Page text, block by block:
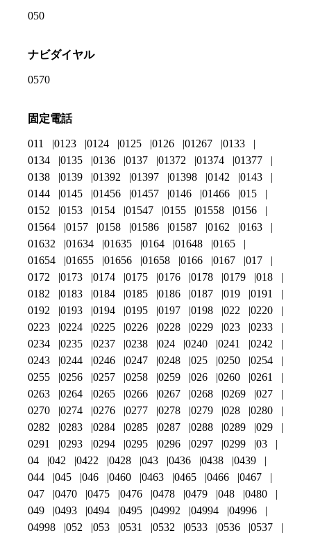
050
ナビダイヤル
0570
固定電話
011 0123 0124 0125 0126 01267
0133
0134
0135 0136 0137 01372 01374
01377
0138
0139 01392 01397 01398 0142
0143
0144
0145 01456 01457 0146 01466
015
0152
0153 0154 01547 0155 01558
0156
01564
0157 0158 01586 01587 0162
0163
01632
01634 01635 0164 01648
0165
01654
01655 01656 01658 0166 0167
017
0172
0173 0174 0175 0176 0178 0179
018
0182
0183 0184 0185 0186 0187 019
0191
0192
0193 0194 0195 0197 0198 022
0220
0223
0224 0225 0226 0228 0229 023
0233
0234
0235 0237 0238 024 0240 0241
0242
0243
0244 0246 0247 0248 025 0250
0254
0255
0256 0257 0258 0259 026 0260
0261
0263
0264 0265 0266 0267 0268 0269
027
0270
0274 0276 0277 0278 0279 028
0280
0282
0283 0284 0285 0287 0288 0289
029
0291
0293 0294 0295 0296 0297 0299
03
04
042 0422 0428 043 0436 0438
0439
044
045 046 0460 0463 0465 0466
0467
047
0470 0475 0476 0478 0479 048
0480
049
0493 0494 0495 04992 04994
04996
04998
052 053 0531 0532 0533 0536 0537